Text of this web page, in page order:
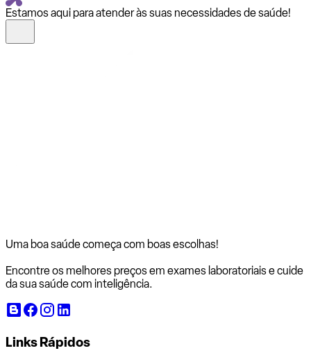
Estamos aqui para atender às suas necessidades de saúde!
Uma boa saúde começa com boas escolhas!
Encontre os melhores preços em exames laboratoriais e cuide
da sua saúde com inteligência.
Links Rápidos